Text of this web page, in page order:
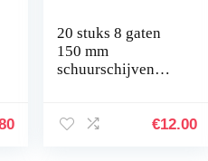
20 stuks 8 gaten
150 mm
schuurschijven
excenterschuurmac
€12.00